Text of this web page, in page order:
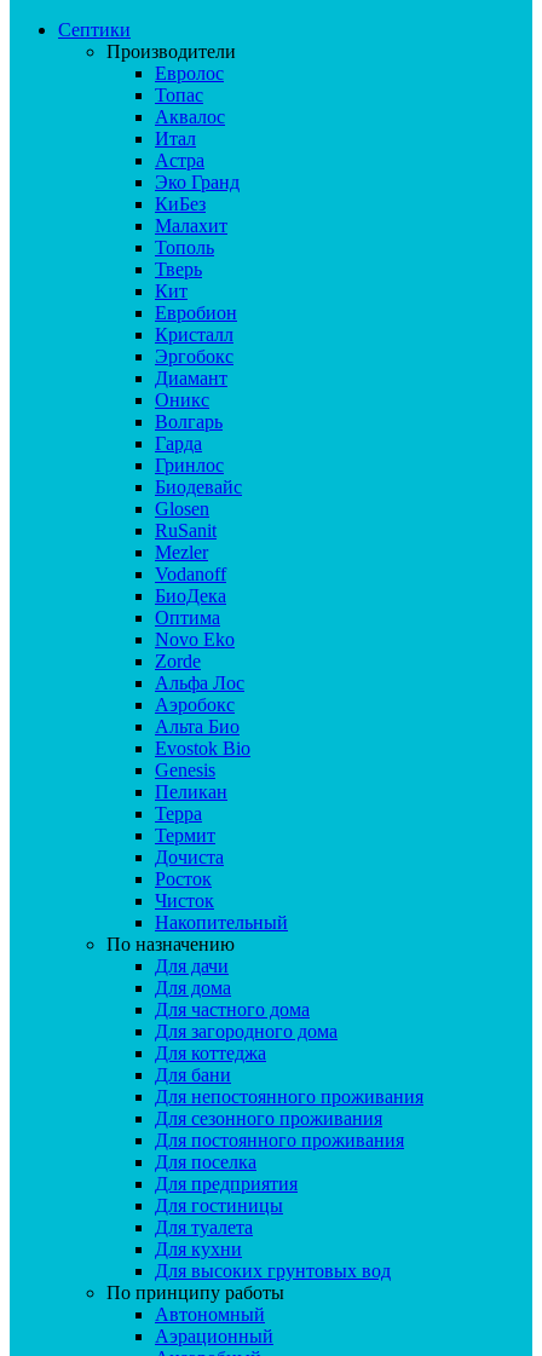
Септики
Производители
Евролос
Топас
Аквалос
Итал
Астра
Эко Гранд
КиБез
Малахит
Тополь
Тверь
Кит
Евробион
Кристалл
Эргобокс
Диамант
Оникс
Волгарь
Гарда
Гринлос
Биодевайс
Glosen
RuSanit
Mezler
Vodanoff
БиоДека
Оптима
Novo Eko
Zorde
Альфа Лос
Аэробокс
Альта Био
Evostok Bio
Genesis
Пеликан
Терра
Термит
Дочиста
Росток
Чисток
Накопительный
По назначению
Для дачи
Для дома
Для частного дома
Для загородного дома
Для коттеджа
Для бани
Для непостоянного проживания
Для сезонного проживания
Для постоянного проживания
Для поселка
Для предприятия
Для гостиницы
Для туалета
Для кухни
Для высоких грунтовых вод
По принципу работы
Автономный
Аэрационный